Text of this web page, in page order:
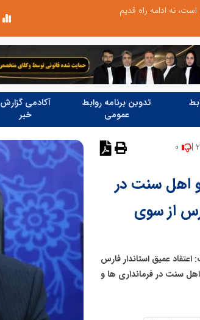
نه ادامه راه قدیم
تدوین برنامه روابط
عمومی
آکادمی گزارش
خبر
و اهل سنت در
از سوی
عمیق استاندار فارس
اهل سنت در فرمانداری ها و